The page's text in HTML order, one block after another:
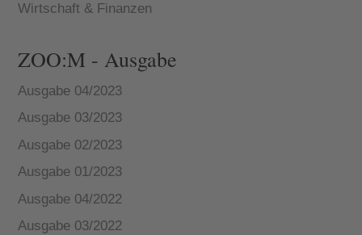
Wirtschaft & Finanzen
ZOO:M - Ausgabe
Ausgabe 04/2023
Ausgabe 03/2023
Ausgabe 02/2023
Ausgabe 01/2023
Ausgabe 04/2022
Ausgabe 03/2022